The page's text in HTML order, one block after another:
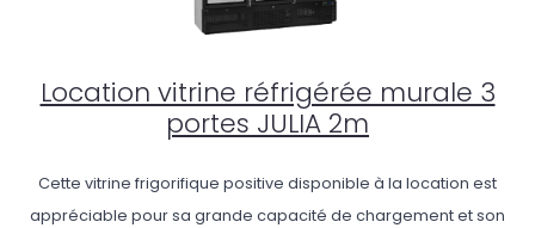
Location vitrine réfrigérée murale 3
portes JULIA 2m
Cette vitrine frigorifique positive disponible à la location est
appréciable pour sa grande capacité de chargement et son